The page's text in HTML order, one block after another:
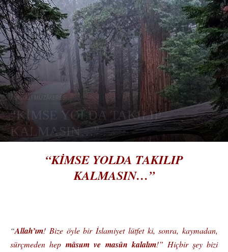
BAŞYAZI MÜZÂKERESİ
“KİMSE YOLDA TAKILIP
KALMASIN…”
“KİMSE YOLDA TAKILIP
KALMASIN…”
“Allah’ım! Bize öyle bir İslamiyet lütfet ki, sonra, kaymadan,
sürçmeden hepmâsum ve masûn kalalım!” Hiçbir şey bizi